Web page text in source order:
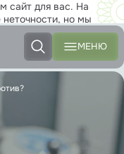
сайт для вас. На
неточности, но мы
вы с
сайтом в полной
МЕНЮ